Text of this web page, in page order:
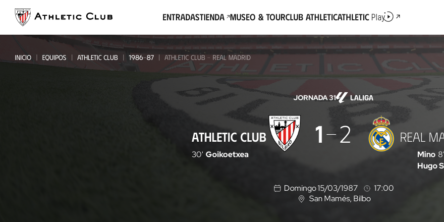
contenido
principal
EntradasTienda Museo & TourClub AthleticAthletic Play
INICIO EQUIPOS ATHLETIC CLUB 1986-87 ATHLETIC CLUB - REAL MADRID
JORNADA 31
ATHLETIC CLUB 1 2 REAL
30' Goikoetxea Mino 8'
Hugo
Domingo 15/03/1987
17:00
U
San Mamés, Bilbo